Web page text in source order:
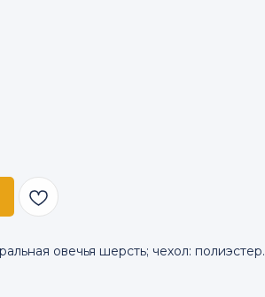
овечья шерсть; чехол: полиэстер.